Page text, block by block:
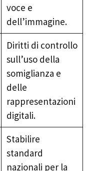
voce e
dell’immagine.
Diritti di controllo
sull’uso della
somiglianza e
delle
rappresentazioni
digitali.
Stabilire
standard
nazionali per la